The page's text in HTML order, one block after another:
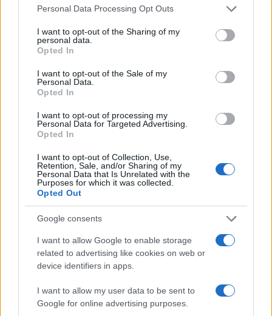
Please note that this website/app uses one or more Google
not limited to your visit or usage behaviour. You may click to
grant or deny consent to Google and its third-party tags to
use your data for below specified purposes in below Google
consent section.
Personal Data Processing Opt Outs
I want to opt-out of the Sharing of my
personal data.
Opted In
I want to opt-out of the Sale of my
Personal Data.
Opted In
I want to opt-out of processing my
Personal Data for Targeted Advertising.
Opted In
I want to opt-out of Collection, Use,
Retention, Sale, and/or Sharing of my
Personal Data that Is Unrelated with the
Purposes for which it was collected.
Opted Out
Google consents
I want to allow Google to enable storage
related to advertising like cookies on web or
device identifiers in apps.
I want to allow my user data to be sent to
Google for online advertising purposes.
Impostazioni telefono e avvisi: ecosistema per
attenzione sana
Francesca Lombardi · 1 Ago 2026
XPENG Partner del Teatro del Silenzio 2026: Veicoli
Elettrici e Musica in Sinfonia
Rilancio degli impianti sciistici in Val Vigezzo, Val
Formazza e Valle Antrona